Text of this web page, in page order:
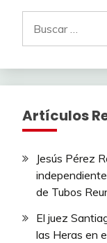
Artículos
Jesús Pérez
de Tubos
El juez
las Heras en